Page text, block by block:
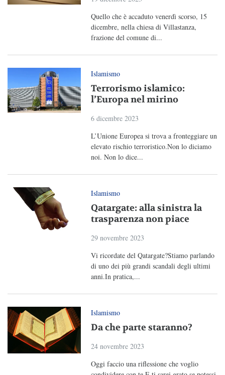
Quello che è accaduto venerdì scorso, 15
dicembre, nella chiesa di Villastanza,
frazione del comune di...
Islamismo
Terrorismo islamico:
l’Europa nel mirino
6 dicembre 2023
L’Unione Europea si trova a fronteggiare un
elevato rischio terroristico.Non lo diciamo
noi. Non lo dice...
Islamismo
Qatargate: alla sinistra la
trasparenza non piace
29 novembre 2023
Vi ricordate del Qatargate?Stiamo parlando
di uno dei più grandi scandali degli ultimi
anni.In pratica,...
Islamismo
Da che parte staranno?
24 novembre 2023
Oggi faccio una riflessione che voglio